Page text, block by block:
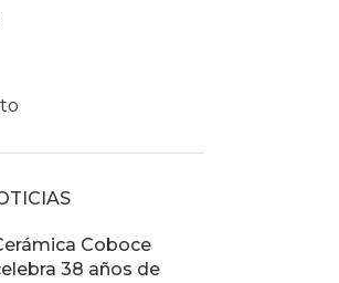
Coboce
38 años de